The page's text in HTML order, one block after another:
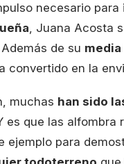
necesario
, Juana Acosta
de su
convertido en la
muchas han sido
es que las
ejemplo para